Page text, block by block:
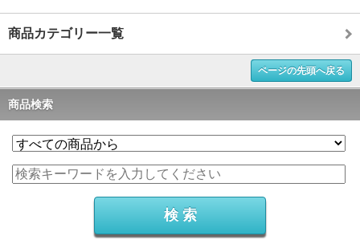
商品カテゴリー一覧
ページの先頭へ戻る
商品検索